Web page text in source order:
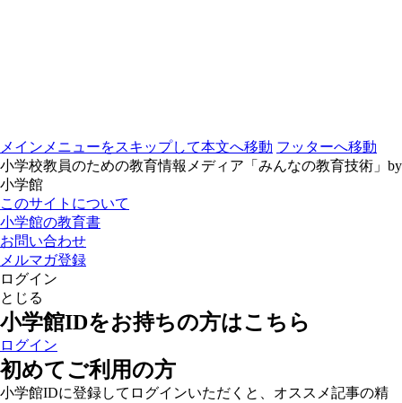
メインメニューをスキップして本文へ移動 フッターへ移動
小学校教員のための教育情報メディア「みんなの教育技術」by
小学館
このサイトについて
小学館の教育書
お問い合わせ
メルマガ登録
ログイン
とじる
小学館IDをお持ちの方はこちら
ログイン
初めてご利用の方
小学館IDに登録してログインいただくと、オススメ記事の精